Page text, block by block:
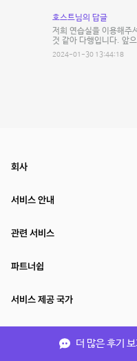
호스트님의 답글
저희 연습실을 이용해주
것 같아 다행입니다. 앞
2024-01-30 13:44:18
더 많은 후기 보
회사
서비스 안내
관련 서비스
파트너쉽
서비스 제공 국가
(주)NSPACE 사업자정보